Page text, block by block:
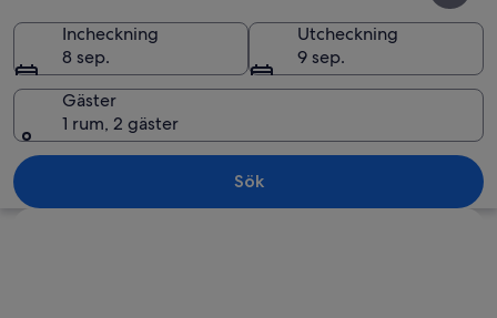
En historisk byggnad i sten med
Incheckning
8 sep.
Utcheckning
9 sep.
Gäster
1 rum, 2 gäster
Sök